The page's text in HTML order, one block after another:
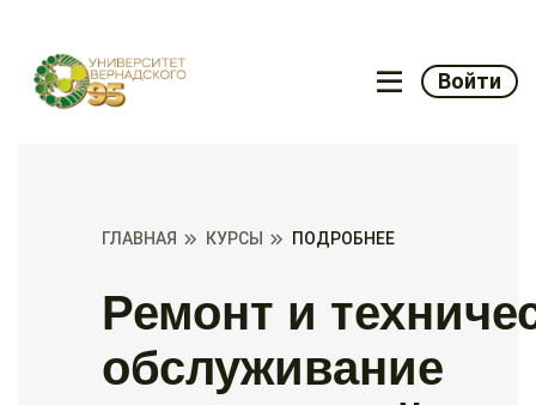
Войти
ГЛАВНАЯ КУРСЫ ПОДРОБНЕЕ
Ремонт и
обслуживание